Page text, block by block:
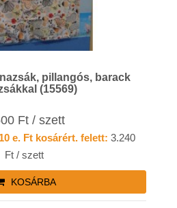
pillangós, barack
(15569)
Ft / szett
e. Ft kosárért. felett: 3.240
Ft / szett
KOSÁRBA